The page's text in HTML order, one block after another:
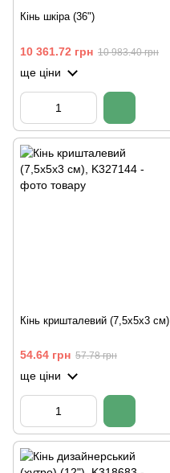
Кінь шкіра (36")
10 361.72 грн 10 983.40 грн
ще ціни
Кінь кришталевий (7,5х5х3 см)
54.64 грн 57.78 грн
ще ціни